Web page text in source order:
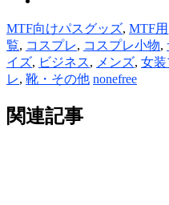
MTF向けパスグッズ, MTF用
覧, コスプレ, コスプレ小物,
イズ, ビジネス, メンズ, 女装
レ, 靴・その他 nonefree
関連記事